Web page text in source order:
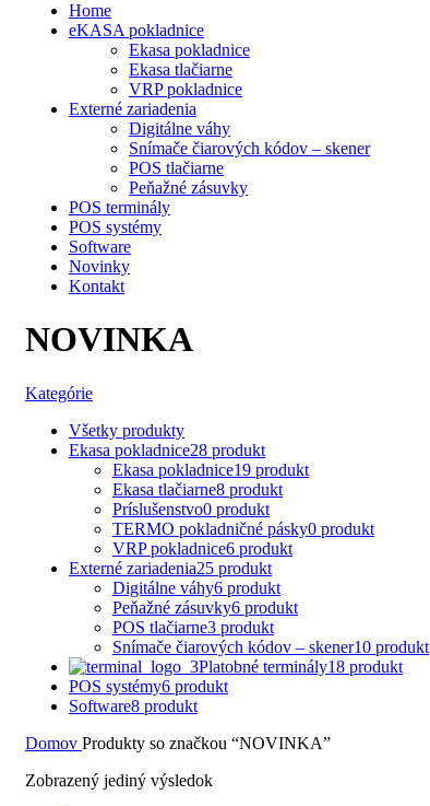
Home
eKASA pokladnice
Ekasa pokladnice
Ekasa tlačiarne
VRP pokladnice
Externé zariadenia
Digitálne váhy
Snímače čiarových kódov – skener
POS tlačiarne
Peňažné zásuvky
POS terminály
POS systémy
Software
Novinky
Kontakt
NOVINKA
Kategórie
Všetky produkty
Ekasa pokladnice28 produkt
Ekasa pokladnice19 produkt
Ekasa tlačiarne8 produkt
Príslušenstvo0 produkt
TERMO pokladničné pásky0 produkt
VRP pokladnice6 produkt
Externé zariadenia25 produkt
Digitálne váhy6 produkt
Peňažné zásuvky6 produkt
POS tlačiarne3 produkt
Snímače čiarových kódov – skener10 produkt
Platobné terminály18 produkt
POS systémy6 produkt
Software8 produkt
Domov Produkty so značkou “NOVINKA”
Zobrazený jediný výsledok